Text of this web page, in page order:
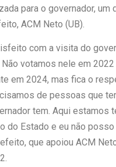
discorda de Zema
Família: “Precisamos
para as pessoas
para o governador, um
ACM Neto (UB).
com a visita do
votamos nele em
em 2024, mas fica o
de pessoas que
tem. Aqui estamos
do Estado e eu não
que apoiou ACM